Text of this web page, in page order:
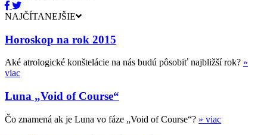
NAJČÍTANEJŠIE
Horoskop na rok 2015
Aké atrologické konštelácie na nás budú pôsobiť najbližší rok? »
viac
Luna „Void of Course“
Čo znamená ak je Luna vo fáze „Void of Course“? » viac